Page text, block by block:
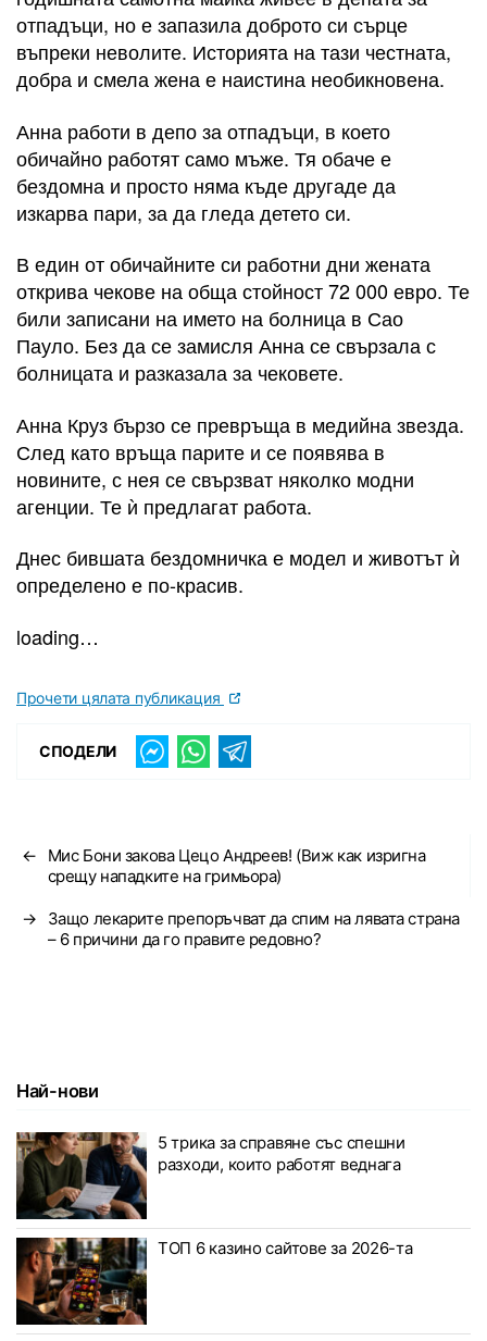
отпадъци, но е запазила доброто си сърце
въпреки неволите. Историята на тази честната,
добра и смела жена е наистина необикновена.
Анна работи в депо за отпадъци, в което
обичайно работят само мъже. Тя обаче е
бездомна и просто няма къде другаде да
изкарва пари, за да гледа детето си.
В един от обичайните си работни дни жената
открива чекове на обща стойност 72 000 евро. Те
били записани на името на болница в Сао
Пауло. Без да се замисля Анна се свързала с
болницата и разказала за чековете.
Анна Круз бързо се превръща в медийна звезда.
След като връща парите и се появява в
новините, с нея се свързват няколко модни
агенции. Те ѝ предлагат работа.
Днес бившата бездомничка е модел и животът ѝ
определено е по-красив.
loading…
Прочети цялата публикация
СПОДЕЛИ
←
Мис Бони закова Цецо Андреев! (Виж как изригна
срещу нападките на гримьора)
→
Защо лекарите препоръчват да спим на лявата страна
– 6 причини да го правите редовно?
Най-нови
5 трика за справяне със спешни
разходи, които работят веднага
ТОП 6 казино сайтове за 2026-та